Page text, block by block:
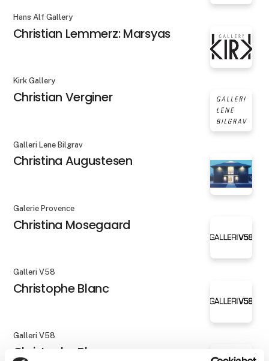
Hans Alf Gallery
Christian Lemmerz: Marsyas
Kirk Gallery
Christian Verginer
Galleri Lene Bilgrav
Christina Augustesen
Galerie Provence
Christina Mosegaard
Galleri V58
Christophe Blanc
Galleri V58
Christophe Blanc.